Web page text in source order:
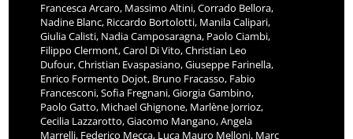
Francesca Arcaro, Massimo Altini, Corrado Bellora,
Nadine Blanc, Riccardo Bortolotti, Manila Calipari,
Giulia Calisti, Nadia Camposaragna, Paolo Ciambi,
Filippo Clermont, Carol Di Vito, Christian Leo
Dufour, Christian Evaspasiano, Giuseppe Farinella,
Enrico Formento Dojot, Bruno Fracasso, Fabio
Francesconi, Sofia Fregnani, Giorgia Gambino,
Paolo Gatto, Michael Ghignone, Marlène Jorrioz,
Cecilia Lazzarotto, Giacomo Mangano, Angela
Marrelli, Federico Mecca, Luca Mauro Melloni, Marc